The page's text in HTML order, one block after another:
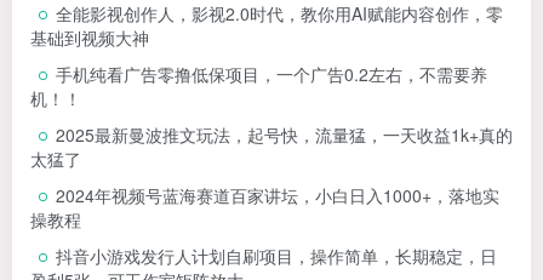
全能影视创作人，影视2.0时代，教你用AI赋能内容创作，​零
基础到视频大神
手机纯看广告零撸低保项目，一个广告0.2左右，不需要养
机！！
2025最新曼波推文玩法，起号快，流量猛，一天收益1k+真的
太猛了
2024年视频号蓝海赛道百家讲坛，小白日入1000+，落地实
操教程
抖音小游戏发行人计划自刷项目，操作简单，长期稳定，日